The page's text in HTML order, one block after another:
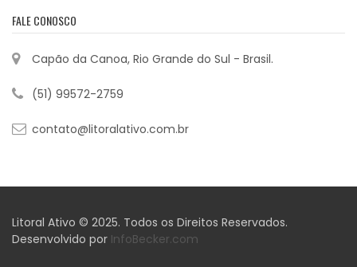
FALE CONOSCO
Capão da Canoa, Rio Grande do Sul - Brasil.
(51) 99572-2759
contato@litoralativo.com.br
Litoral Ativo © 2025. Todos os Direitos Reservados.
Desenvolvido por InfoBecker.com